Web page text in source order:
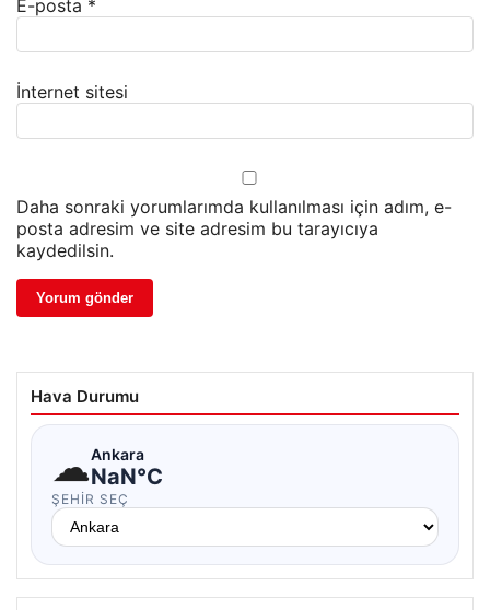
E-posta *
İnternet sitesi
Daha sonraki yorumlarımda kullanılması için adım, e-
posta adresim ve site adresim bu tarayıcıya
kaydedilsin.
Hava Durumu
☁Ankara
NaN°C
ŞEHIR SEÇ